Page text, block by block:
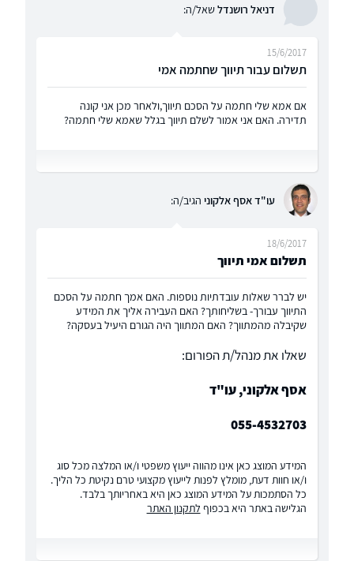
דניאל רושנדלשאל/ה:
תשלום עבור תיווך שחתמה אמי
15/6/2017
אם אמא שלי חתמה על הסכם תיווך,ולאחר מכן אני קונה
תדירה. האם אני אמור לשלם תיווך בגלל שאמא שלי חתמה?
עו"ד אסף אלקוני הגיב/ה:
תשלום אמי תיווך
18/6/2017
יש לברר שאלות עובדתיות נוספות. האם אמך חתמה על הסכם
התיווך עבורך- בשליחותך? האם העבירה אליך את המידע
שקיבלה מהמתווך? האם המתווך היה הגורם היעיל בעסקה?
שאלו את מנהל/ת הפורום:
אסף אלקוני, עו"ד
055-4532703
המידע המוצג כאן אינו מהווה ייעוץ משפטי ו/או המלצה מכל סוג
ו/או חוות דעת, מומלץ לפנות לייעוץ מקצועי טרם נקיטת כל הליך.
כל הסתמכות על המידע המוצג כאן היא באחריותך בלבד.
הגלישה באתר היא בכפוף לתקנון האתר